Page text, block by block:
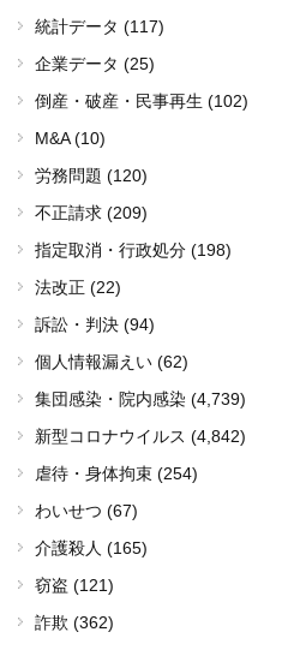
統計データ (117)
企業データ (25)
倒産・破産・民事再生 (102)
M&A (10)
労務問題 (120)
不正請求 (209)
指定取消・行政処分 (198)
法改正 (22)
訴訟・判決 (94)
個人情報漏えい (62)
集団感染・院内感染 (4,739)
新型コロナウイルス (4,842)
虐待・身体拘束 (254)
わいせつ (67)
介護殺人 (165)
窃盗 (121)
詐欺 (362)